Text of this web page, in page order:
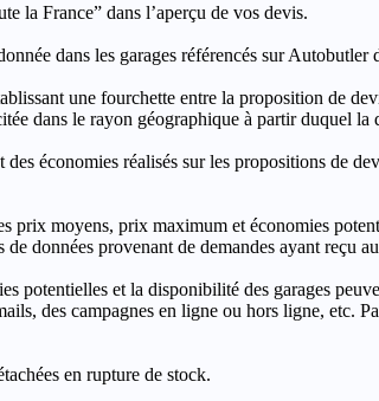
la France” dans l’aperçu de vos devis.
dans les garages référencés sur Autobutler
une fourchette entre la proposition de
dans le rayon géographique à partir duquel la
réalisés sur les propositions de
moyens, prix maximum et économies
données provenant de demandes ayant reçu
potentielles et la disponibilité des garages
des campagnes en ligne ou hors ligne, etc.
en rupture de stock.